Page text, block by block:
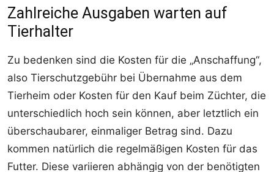
Zahlreiche Ausgaben warten auf
Tierhalter
Zu bedenken sind die Kosten für die „Anschaffung“,
also Tierschutzgebühr bei Übernahme aus dem
Tierheim oder Kosten für den Kauf beim Züchter, die
unterschiedlich hoch sein können, aber letztlich ein
überschaubarer, einmaliger Betrag sind. Dazu
kommen natürlich die regelmäßigen Kosten für das
Futter. Diese variieren abhängig von der benötigten